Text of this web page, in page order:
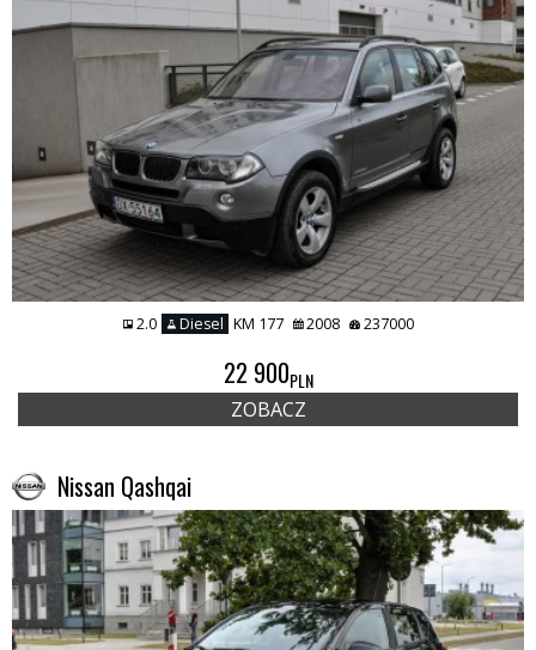
2.0 Diesel KM 177 2008 237000
22 900PLN
ZOBACZ
Nissan Qashqai